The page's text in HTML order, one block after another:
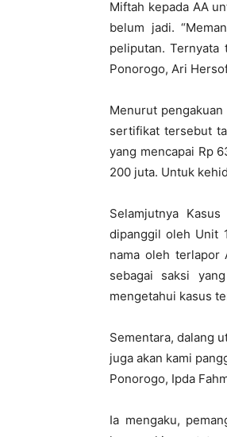
Miftah kepada AA
belum jadi.
peliputan. Ternyata
Ponorogo, Ari
Menurut
sertifikat tersebut
yang mencapai Rp
200 juta. Untuk
Selamjutnya
dipanggil oleh Unit
nama oleh terlapor
sebagai saksi
mengetahui kasus
Sementara, dalang
juga akan kami
Ponorogo, Ipda
Ia mengaku,